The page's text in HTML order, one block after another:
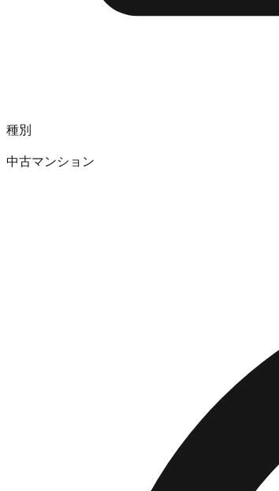
種別
中古マンション